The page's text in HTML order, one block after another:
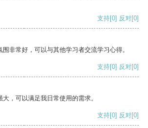
支持[0] 反对[0]
非常好，可以与其他学习者交流学习心得。
支持[0] 反对[0]
，可以满足我日常使用的需求。
支持[0] 反对[0]